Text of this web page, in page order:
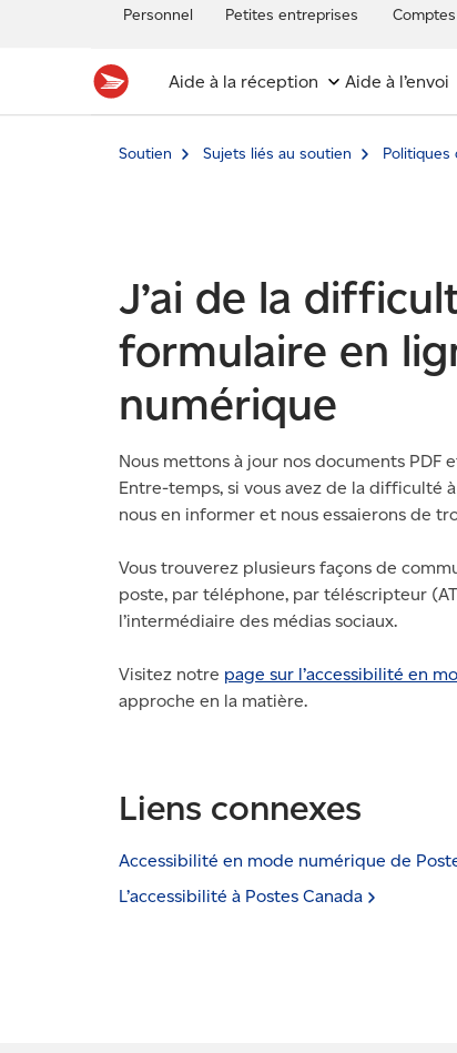
Personnel Petites entreprises
Aide à la réception Aide à l’envoi
Soutien Sujets liés au soutien Politiques
J’ai de la
formulaire en
numérique
Nous mettons à jour nos documents PDF
Entre-temps, si vous avez de la difficulté
nous en informer et nous essaierons de
Vous trouverez plusieurs façons de
poste, par téléphone, par téléscripteur
l’intermédiaire des médias sociaux.
Visitez notre page sur l’accessibilité en
approche en la matière.
Liens connexes
Accessibilité en mode numérique de
L’accessibilité à Postes Canada